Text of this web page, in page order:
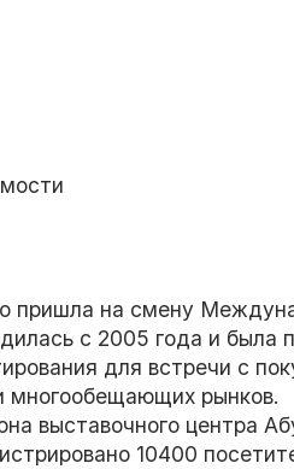
пришла на смену
с 2005 года и была
для встречи с
многообещающих рынков.
выставочного центра
10400